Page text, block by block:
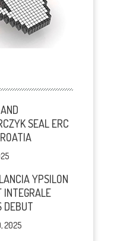
SEAL ERC
YPSILON
INTEGRALE
DEBUT
2025